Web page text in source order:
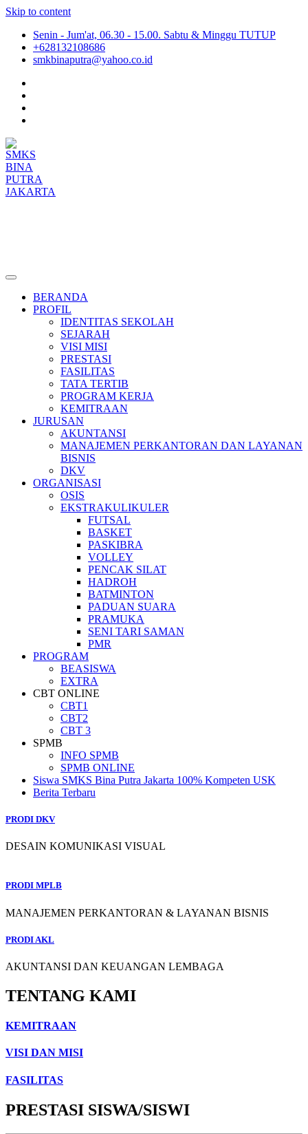
Skip to content
Senin - Jum'at, 06.30 - 15.00. Sabtu & Minggu TUTUP
+628132108686
smkbinaputra@yahoo.co.id
BERANDA
PROFIL
IDENTITAS SEKOLAH
SEJARAH
VISI MISI
PRESTASI
FASILITAS
TATA TERTIB
PROGRAM KERJA
KEMITRAAN
JURUSAN
AKUNTANSI
MANAJEMEN PERKANTORAN DAN LAYANAN
BISNIS
DKV
ORGANISASI
OSIS
EKSTRAKULIKULER
FUTSAL
BASKET
PASKIBRA
VOLLEY
PENCAK SILAT
HADROH
BATMINTON
PADUAN SUARA
PRAMUKA
SENI TARI SAMAN
PMR
PROGRAM
BEASISWA
EXTRA
CBT ONLINE
CBT1
CBT2
CBT 3
SPMB
INFO SPMB
SPMB ONLINE
Siswa SMKS Bina Putra Jakarta 100% Kompeten USK
Berita Terbaru
PRODI DKV
DESAIN KOMUNIKASI VISUAL
PRODI MPLB
MANAJEMEN PERKANTORAN & LAYANAN BISNIS
PRODI AKL
AKUNTANSI DAN KEUANGAN LEMBAGA
TENTANG KAMI
KEMITRAAN
VISI DAN MISI
FASILITAS
PRESTASI SISWA/SISWI